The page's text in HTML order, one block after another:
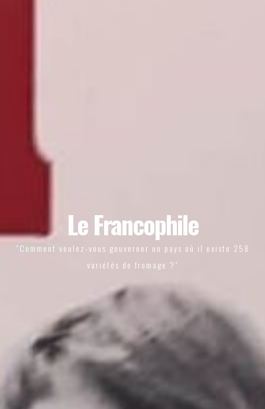
Le Francophile
"Comment voulez-vous gouverner un pays où il existe 258
variétés de fromage ?"